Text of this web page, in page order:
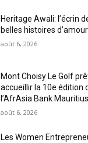
Heritage Awali: l’écrin
belles histoires d’amour
août 6, 2026
Mont Choisy Le Golf
accueillir la 10e édition
l’AfrAsia Bank
août 6, 2026
Les Women